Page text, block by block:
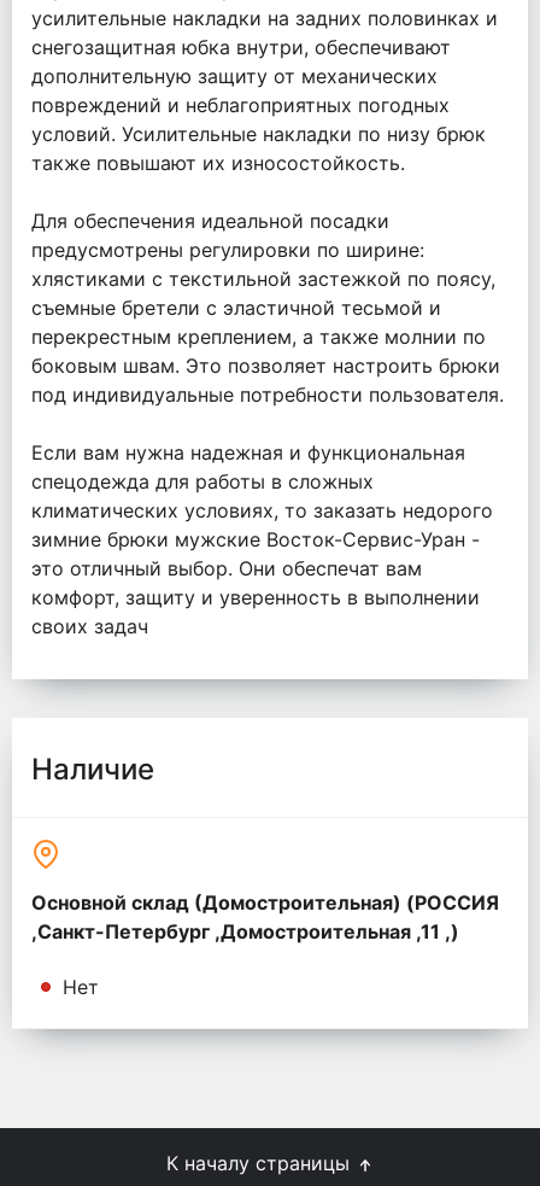
усилительные накладки на задних половинках и
снегозащитная юбка внутри, обеспечивают
дополнительную защиту от механических
повреждений и неблагоприятных погодных
условий. Усилительные накладки по низу брюк
также повышают их износостойкость.
Для обеспечения идеальной посадки
предусмотрены регулировки по ширине:
хлястиками с текстильной застежкой по поясу,
съемные бретели с эластичной тесьмой и
перекрестным креплением, а также молнии по
боковым швам. Это позволяет настроить брюки
под индивидуальные потребности пользователя.
Если вам нужна надежная и функциональная
спецодежда для работы в сложных
климатических условиях, то заказать недорого
зимние брюки мужские Восток-Сервис-Уран -
это отличный выбор. Они обеспечат вам
комфорт, защиту и уверенность в выполнении
своих задач
Наличие
Основной склад (Домостроительная) (РОССИЯ
,Санкт-Петербург ,Домостроительная ,11 ,)
Нет
К началу страницы